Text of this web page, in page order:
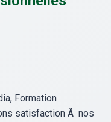
Formation
satisfaction Ã nos